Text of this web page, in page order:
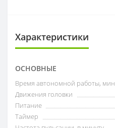
Характеристики
ОСНОВНЫЕ
Время автономной работы, мин
Движения головки
Питание
Таймер